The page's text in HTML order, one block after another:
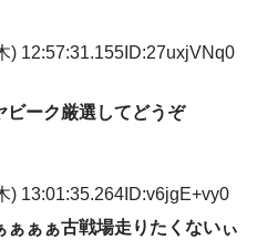
) 12:57:31.155ID:27uxjVNq0
ビーク厳選してどうぞ
) 13:01:35.264ID:v6jgE+vy0
ぁぁ古戦場走りたくないぃ